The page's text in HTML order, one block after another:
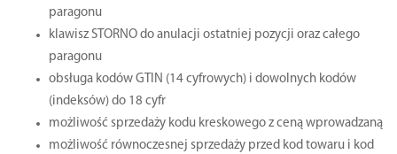
paragonu
klawisz STORNO do anulacji ostatniej pozycji oraz całego
paragonu
obsługa kodów GTIN (14 cyfrowych) i dowolnych kodów
(indeksów) do 18 cyfr
możliwość sprzedaży kodu kreskowego z ceną wprowadzaną
możliwość równoczesnej sprzedaży przed kod towaru i kod